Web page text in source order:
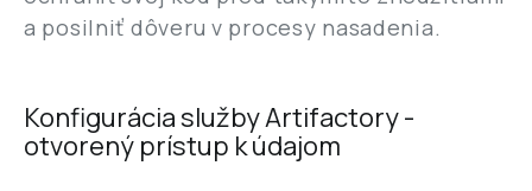
a posilniť dôveru v procesy nasadenia.
Konfigurácia služby Artifactory -
otvorený prístup k údajom